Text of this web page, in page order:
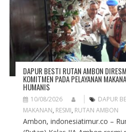
N
DAPUR BESTI RUTAN AMBON
KOMITMEN PADA PELAYANAN
HUMANIS
10/08/2026 DAPUR
MAKANAN, RESMI, RUTAN AMBON
Ambon, indonesiatimur.co –